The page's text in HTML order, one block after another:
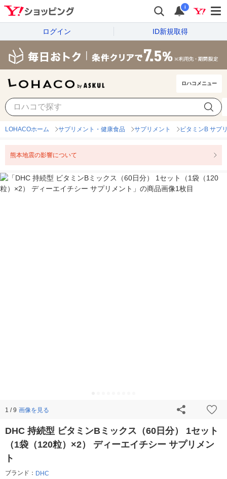
i
ログイン ID新規取得
ロハコメニュー
LOHACOホーム サプリメント・健康食品 サプリメント ビタミンB サプ
熊本地震の影響について
1 / 9 画像を見る
DHC 持続型 ビタミンBミックス（60日分） 1セット
（1袋（120粒）×2） ディーエイチシー サプリメン
ト
ブランド： DHC